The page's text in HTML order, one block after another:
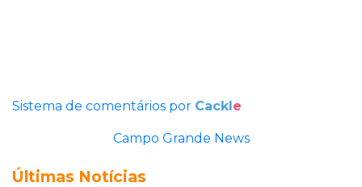
Sistema de comentários por Cackle
Campo Grande News
Últimas Notícias